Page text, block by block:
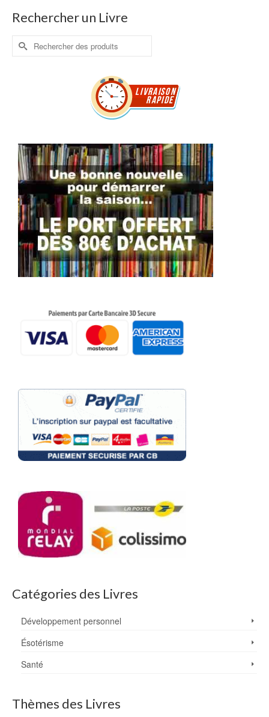
Rechercher un Livre
Rechercher :
Catégories des Livres
Développement personnel
Ésotérisme
Santé
Thèmes des Livres